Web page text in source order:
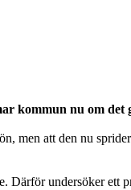
kommun nu om det
men att den nu
undersöker ett